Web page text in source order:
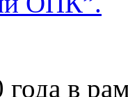
года в